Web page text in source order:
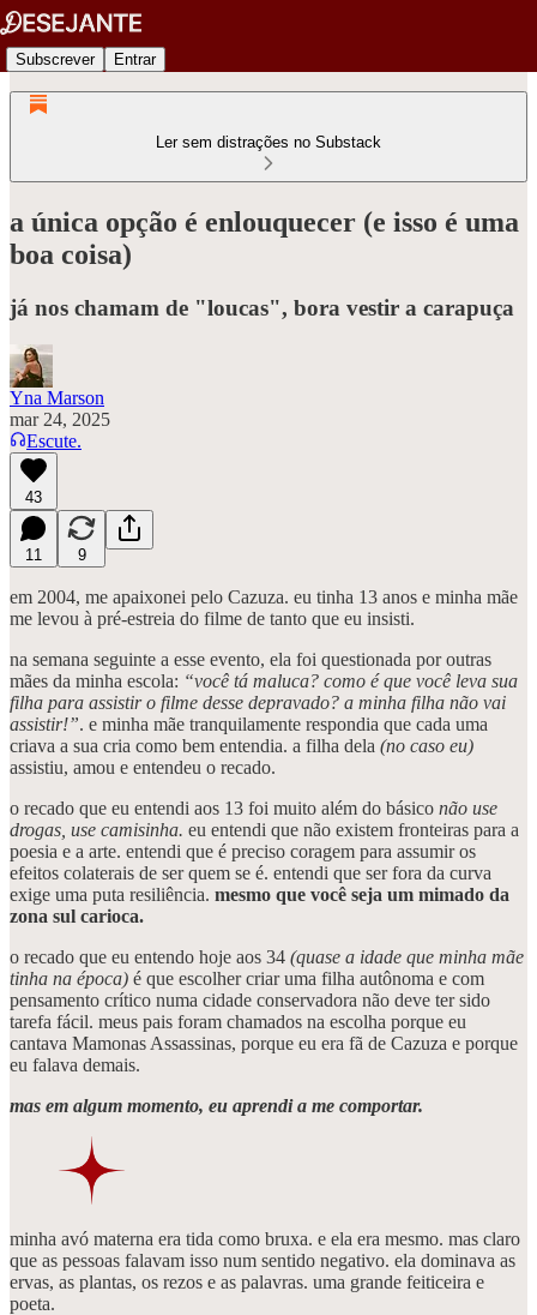
Subscrever Entrar
Ler sem distrações no Substack
a única opção é enlouquecer (e isso é uma
boa coisa)
já nos chamam de "loucas", bora vestir a carapuça
Yna Marson
mar 24, 2025
Escute.
43
11 9
em 2004, me apaixonei pelo Cazuza. eu tinha 13 anos e minha mãe
me levou à pré-estreia do filme de tanto que eu insisti.
na semana seguinte a esse evento, ela foi questionada por outras
mães da minha escola: “você tá maluca? como é que você leva sua
filha para assistir o filme desse depravado? a minha filha não vai
assistir!”. e minha mãe tranquilamente respondia que cada uma
criava a sua cria como bem entendia. a filha dela (no caso eu)
assistiu, amou e entendeu o recado.
o recado que eu entendi aos 13 foi muito além do básico não use
drogas, use camisinha. eu entendi que não existem fronteiras para a
poesia e a arte. entendi que é preciso coragem para assumir os
efeitos colaterais de ser quem se é. entendi que ser fora da curva
exige uma puta resiliência. mesmo que você seja um mimado da
zona sul carioca.
o recado que eu entendo hoje aos 34 (quase a idade que minha mãe
tinha na época) é que escolher criar uma filha autônoma e com
pensamento crítico numa cidade conservadora não deve ter sido
tarefa fácil. meus pais foram chamados na escolha porque eu
cantava Mamonas Assassinas, porque eu era fã de Cazuza e porque
eu falava demais.
mas em algum momento, eu aprendi a me comportar.
minha avó materna era tida como bruxa. e ela era mesmo. mas claro
que as pessoas falavam isso num sentido negativo. ela dominava as
ervas, as plantas, os rezos e as palavras. uma grande feiticeira e
poeta.